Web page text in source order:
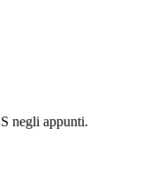
negli appunti.